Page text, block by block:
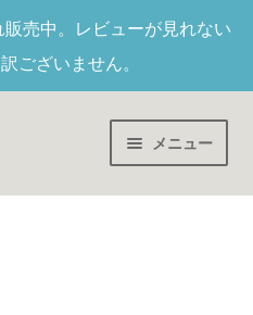
販売中。レビューが見れない
ございません。
メニュー